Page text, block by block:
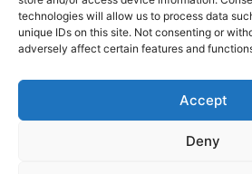
technologies will allow us to process data
unique IDs on this site. Not consenting or
adversely affect certain features and
Accept
Deny
Naudojimosi taisyklės (Terms
Kontaktai